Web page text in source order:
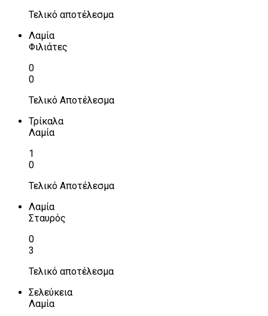
Τελικό αποτέλεσμα
Λαμία
Φιλιάτες
0
0
Τελικό Αποτέλεσμα
Τρίκαλα
Λαμία
1
0
Τελικό Αποτέλεσμα
Λαμία
Σταυρός
0
3
Τελικό αποτέλεσμα
Σελεύκεια
Λαμία